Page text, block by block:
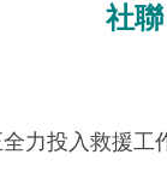
社聯
力投入救援